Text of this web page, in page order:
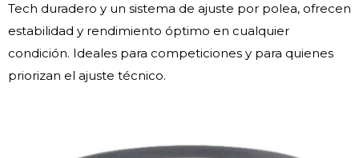
Tech duradero y un sistema de ajuste por polea, ofrecen
estabilidad y rendimiento óptimo en cualquier
condición. Ideales para competiciones y para quienes
priorizan el ajuste técnico.